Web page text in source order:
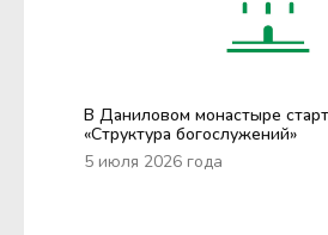
В Даниловом монастыре
«Структура богослужений»
5 июля 2026 года